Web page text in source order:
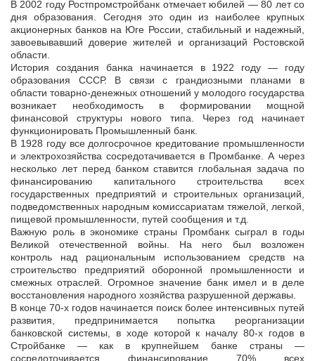
В 2002 году Ростпромстройбанк отмечает юбилей — 80 лет со
дня образования. Сегодня это один из наиболее крупных
акционерных банков на Юге России, стабильный и надежный,
завоевывавший доверие жителей и организаций Ростовской
области.
История создания банка начинается в 1922 году — году
образования СССР. В связи с грандиозными планами в
области товарно-денежных отношений у молодого государства
возникает необходимость в формировании мощной
финансовой структуры нового типа. Через год начинает
функционировать Промышленный банк.
В 1928 году все долгосрочное кредитование промышленности
и электрохозяйства сосредотачивается в Промбанке. А через
несколько лет перед банком ставится глобальная задача по
финансированию капитального строительства всех
государственных предприятий и строительных организаций,
подведомственных народным комиссариатам тяжелой, легкой,
пищевой промышленности, путей сообщения и т.д.
Важную роль в экономике страны Промбанк сыграл в годы
Великой отечественной войны. На него был возложен
контроль над рациональным использованием средств на
строительство предприятий оборонной промышленности и
смежных отраслей. Огромное значение банк имел и в деле
восстановления народного хозяйства разрушенной державы.
В конце 70-х годов начинается поиск более интенсивных путей
развития, предпринимается попытка реорганизации
банковской системы, в ходе которой к началу 80-х годов в
Стройбанке — как в крупнейшем банке страны —
сосредоточивается финансирование 70% всех